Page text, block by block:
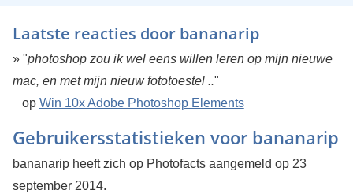
Laatste reacties door bananarip
» "photoshop zou ik wel eens willen leren op mijn nieuwe
mac, en met mijn nieuw fototoestel .."
op Win 10x Adobe Photoshop Elements
Gebruikersstatistieken voor bananarip
bananarip heeft zich op Photofacts aangemeld op 23
september 2014.